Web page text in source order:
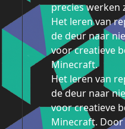
precies werken
Het leren van
de deur naar
voor creatieve
Minecraft.
Het leren van
de deur naar
voor creatieve
Minecraft.